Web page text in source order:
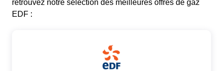
retrouvez notre sélection des meilleures offres de gaz
EDF :